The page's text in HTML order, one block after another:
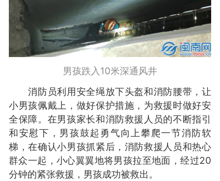
男孩跌入10米深通风井
消防员利用安全绳放下头盔和消防腰带，让
小男孩佩戴上，做好保护措施，为救援时做好安
全保障。在男孩家长和消防救援人员的不断指引
和安慰下，男孩鼓起勇气向上攀爬一节消防软
梯，在确认小男孩抓紧后，消防救援人员和热心
群众一起，小心翼翼地将男孩拉至地面，经过20
分钟的紧张救援，男孩成功被救出。